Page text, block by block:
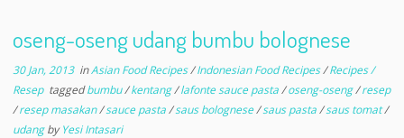
b
o
o
k
er l e
oseng-oseng udang bumbu bolognese
30 Jan, 2013inAsian Food Recipes/Indonesian Food Recipes/Recipes /
Resep taggedbumbu/kentang/lafonte sauce pasta/oseng-oseng/resep
/resep masakan/sauce pasta/saus bolognese/saus pasta/saus tomat/
udangbyYesi Intasari